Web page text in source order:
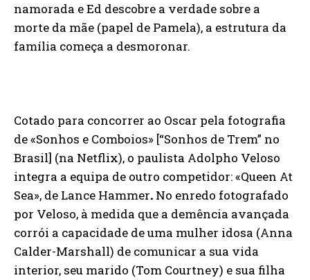
namorada e Ed descobre a verdade sobre a
morte da mãe (papel de Pamela), a estrutura da
família começa a desmoronar.
Cotado para concorrer ao Oscar pela fotografia
de «Sonhos e Comboios» [“Sonhos de Trem” no
Brasil] (na Netflix), o paulista Adolpho Veloso
integra a equipa de outro competidor: «Queen At
Sea», de Lance Hammer. No enredo fotografado
por Veloso, à medida que a demência avançada
corrói a capacidade de uma mulher idosa (Anna
Calder-Marshall) de comunicar a sua vida
interior, seu marido (Tom Courtney) e sua filha